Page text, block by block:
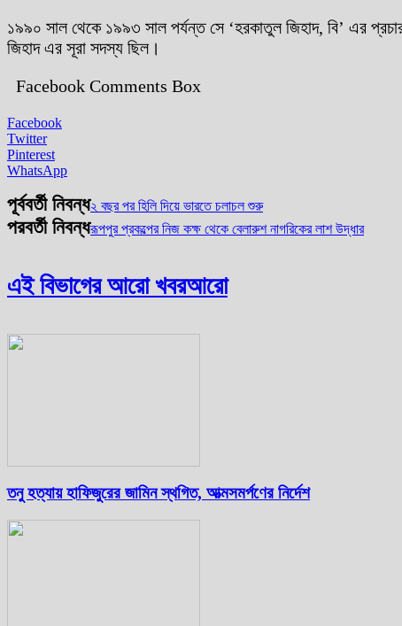
১৯৯০ সাল থেকে ১৯৯৩ সাল পর্যন্ত সে ‘হরকাতুল জিহাদ, বি’ এর
জিহাদ এর সূরা সদস্য ছিল।
Facebook Comments Box
Facebook
Twitter
Pinterest
WhatsApp
পূর্ববর্তী নিবন্ধ২ বছর পর হিলি দিয়ে ভারতে চলাচল শুরু
পরবর্তী নিবন্ধরূপপুর প্রকল্পের নিজ কক্ষ থেকে বেলারুশ নাগরিকের লাশ উদ্ধার
এই বিভাগের আরো খবরআরো
তনু হত্যায় হাফিজুরের জামিন স্থগিত, আত্মসমর্পণের নির্দেশ